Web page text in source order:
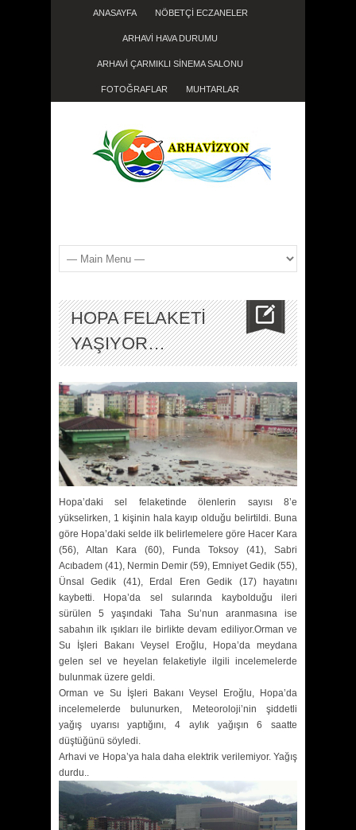
ANASAYFA NÖBETÇİ ECZANELER
ARHAVİ HAVA DURUMU
ARHAVİ ÇARMIKLI SİNEMA SALONU
FOTOĞRAFLAR MUHTARLAR
HOPA FELAKETİ
YAŞIYOR…
Hopa’daki sel felaketinde ölenlerin sayısı 8’e
yükselirken, 1 kişinin hala kayıp olduğu belirtildi. Buna
göre Hopa’daki selde ilk belirlemelere göre Hacer Kara
(56), Altan Kara (60), Funda Toksoy (41), Sabri
Acıbadem (41), Nermin Demir (59), Emniyet Gedik (55),
Ünsal Gedik (41), Erdal Eren Gedik (17) hayatını
kaybetti. Hopa’da sel sularında kaybolduğu ileri
sürülen 5 yaşındaki Taha Su’nun aranmasına ise
sabahın ilk ışıkları ile birlikte devam ediliyor.Orman ve
Su İşleri Bakanı Veysel Eroğlu, Hopa’da meydana
gelen sel ve heyelan felaketiyle ilgili incelemelerde
bulunmak üzere geldi.
Orman ve Su İşleri Bakanı Veysel Eroğlu, Hopa’da
incelemelerde bulunurken, Meteoroloji’nin şiddetli
yağış uyarısı yaptığını, 4 aylık yağışın 6 saatte
düştüğünü söyledi.
Arhavi ve Hopa’ya hala daha elektrik verilemiyor. Yağış
durdu..